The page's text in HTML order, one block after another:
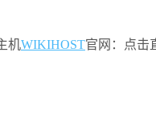
机WIKIHOST官网：点击